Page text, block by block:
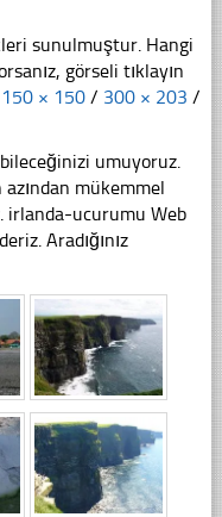
sunulmuştur. Hangi
görseli tıklayın
150 × 150 / 300 × 203 /
umuyoruz.
mükemmel
irlanda-ucurumu Web
Aradığınız